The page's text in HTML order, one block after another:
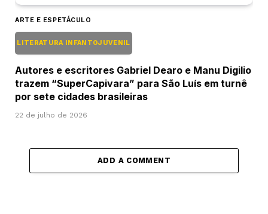
ARTE E ESPETÁCULO
LITERATURA INFANTOJUVENIL
Autores e escritores Gabriel Dearo e Manu Digilio
trazem “SuperCapivara” para São Luís em turnê
por sete cidades brasileiras
22 de julho de 2026
ADD A COMMENT